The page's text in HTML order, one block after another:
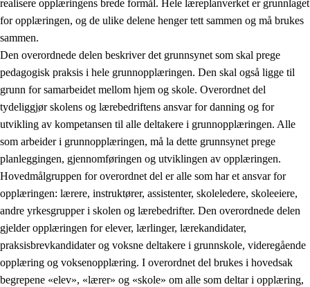
realisere opplæringens brede formål. Hele læreplanverket er grunnlaget
for opplæringen, og de ulike delene henger tett sammen og må brukes
sammen.
Den overordnede delen beskriver det grunnsynet som skal prege
pedagogisk praksis i hele grunnopplæringen. Den skal også ligge til
grunn for samarbeidet mellom hjem og skole. Overordnet del
tydeliggjør skolens og lærebedriftens ansvar for danning og for
utvikling av kompetansen til alle deltakere i grunnopplæringen. Alle
som arbeider i grunnopplæringen, må la dette grunnsynet prege
planleggingen, gjennomføringen og utviklingen av opplæringen.
Hovedmålgruppen for overordnet del er alle som har et ansvar for
opplæringen: lærere, instruktører, assistenter, skoleledere, skoleeiere,
andre yrkesgrupper i skolen og lærebedrifter. Den overordnede delen
gjelder opplæringen for elever, lærlinger, lærekandidater,
praksisbrevkandidater og voksne deltakere i grunnskole, videregående
opplæring og voksenopplæring. I overordnet del brukes i hovedsak
begrepene «elev», «lærer» og «skole» om alle som deltar i opplæring,